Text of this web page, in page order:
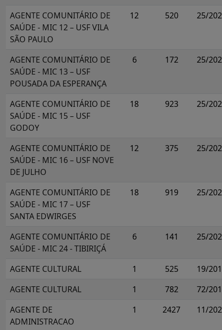
AGENTE COMUNITÁRIO DE
SAÚDE - MIC 12 – USF VILA
SÃO PAULO
12 520 25/
AGENTE COMUNITÁRIO DE
SAÚDE - MIC 13 – USF
POUSADA DA ESPERANÇA
6 172 25/
AGENTE COMUNITÁRIO DE
SAÚDE - MIC 15 – USF
GODOY
18 923 25/
AGENTE COMUNITÁRIO DE
SAÚDE - MIC 16 – USF NOVE
DE JULHO
12 375 25/
AGENTE COMUNITÁRIO DE
SAÚDE - MIC 17 – USF
SANTA EDWIRGES
18 919 25/
AGENTE COMUNITÁRIO DE
SAÚDE - MIC 24 - TIBIRIÇÁ
6 141 25/
AGENTE CULTURAL 1 525
19/
AGENTE CULTURAL
1 782
72/
AGENTE DE
ADMINISTRACAO
1 2427 11/